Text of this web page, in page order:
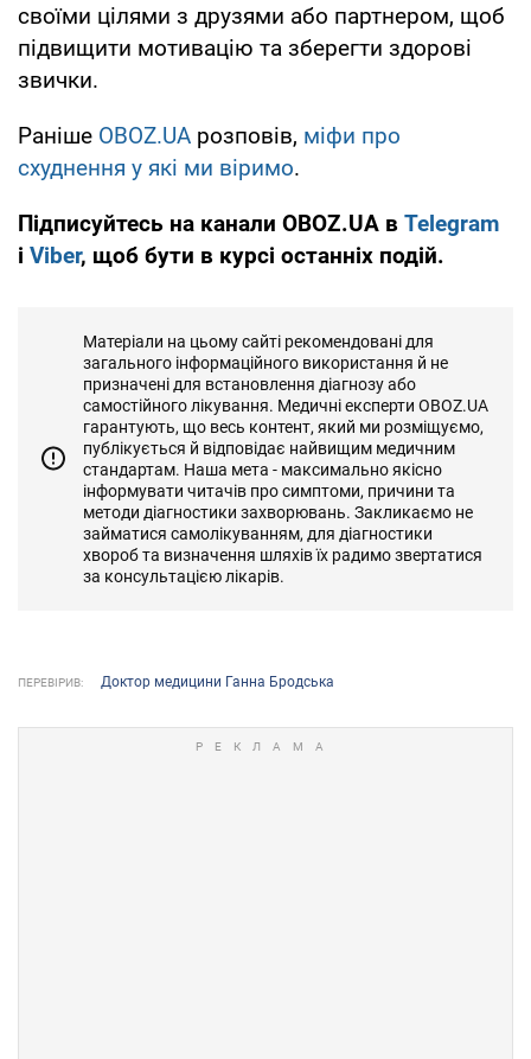
своїми цілями з друзями або партнером, щоб
підвищити мотивацію та зберегти здорові
звички.
Раніше OBOZ.UA розповів, міфи про
схуднення у які ми віримо.
Підписуйтесь на канали OBOZ.UA в Telegram
і Viber, щоб бути в курсі останніх подій.
Матеріали на цьому сайті рекомендовані для
загального інформаційного використання й не
призначені для встановлення діагнозу або
самостійного лікування. Медичні експерти OBOZ.UA
гарантують, що весь контент, який ми розміщуємо,
публікується й відповідає найвищим медичним
стандартам. Наша мета - максимально якісно
інформувати читачів про симптоми, причини та
методи діагностики захворювань. Закликаємо не
займатися самолікуванням, для діагностики
хвороб та визначення шляхів їх радимо звертатися
за консультацією лікарів.
ПЕРЕВІРИВ: Доктор медицини Ганна Бродська